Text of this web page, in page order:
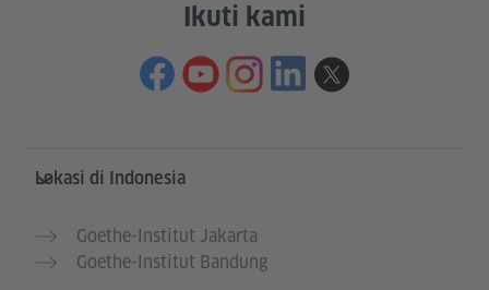
Ikuti kami
Service- und Informationsbereich
Lokasi di Indonesia
Goethe-Institut Jakarta
Goethe-Institut Bandung